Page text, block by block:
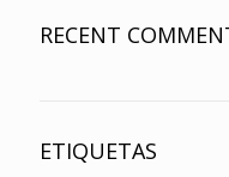
RECENT
ETIQUETAS